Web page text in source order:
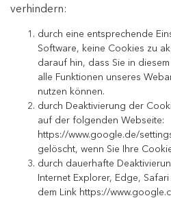
verhindern:
durch eine entsprechende
Software, keine Cookies zu
darauf hin, dass Sie in
alle Funktionen unseres
nutzen können.
durch Deaktivierung der
auf der folgenden Webseite:
https://www.google.de/
gelöscht, wenn Sie Ihre
durch dauerhafte
Internet Explorer, Edge,
dem Link https://